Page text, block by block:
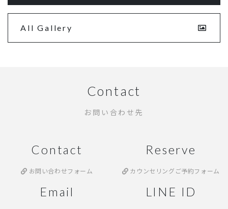
All Gallery
Contact
お問い合わせ先
Contact
お問い合わせフォーム
Reserve
カウンセリングご予約フォーム
Email LINE ID